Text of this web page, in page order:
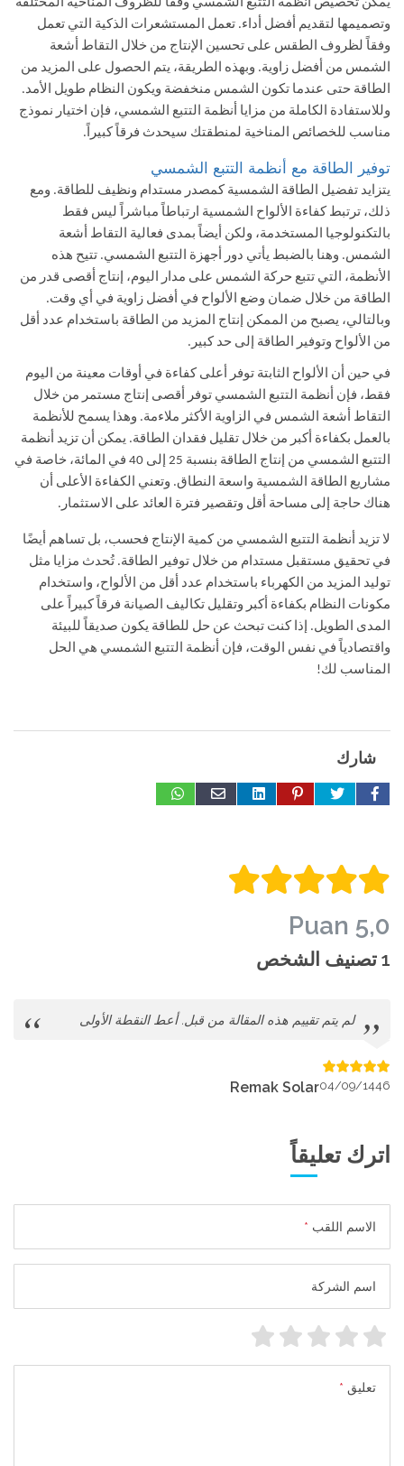
يمكن تخصيص أنظمة التتبع الشمسي وفقًا للظروف المناخية المختلفة
وتصميمها لتقديم أفضل أداء. تعمل المستشعرات الذكية التي تعمل
وفقاً لظروف الطقس على تحسين الإنتاج من خلال التقاط أشعة
الشمس من أفضل زاوية. وبهذه الطريقة، يتم الحصول على المزيد من
الطاقة حتى عندما تكون الشمس منخفضة ويكون النظام طويل الأمد.
وللاستفادة الكاملة من مزايا أنظمة التتبع الشمسي، فإن اختيار نموذج
مناسب للخصائص المناخية لمنطقتك سيحدث فرقاً كبيراً.
توفير الطاقة مع أنظمة التتبع الشمسي
يتزايد تفضيل الطاقة الشمسية كمصدر مستدام ونظيف للطاقة. ومع
ذلك، ترتبط كفاءة الألواح الشمسية ارتباطاً مباشراً ليس فقط
بالتكنولوجيا المستخدمة، ولكن أيضاً بمدى فعالية التقاط أشعة
الشمس. وهنا بالضبط يأتي دور أجهزة التتبع الشمسي. تتيح هذه
الأنظمة، التي تتبع حركة الشمس على مدار اليوم، إنتاج أقصى قدر من
الطاقة من خلال ضمان وضع الألواح في أفضل زاوية في أي وقت.
وبالتالي، يصبح من الممكن إنتاج المزيد من الطاقة باستخدام عدد أقل
من الألواح وتوفير الطاقة إلى حد كبير.
في حين أن الألواح الثابتة توفر أعلى كفاءة في أوقات معينة من اليوم
فقط، فإن أنظمة التتبع الشمسي توفر أقصى إنتاج مستمر من خلال
التقاط أشعة الشمس في الزاوية الأكثر ملاءمة. وهذا يسمح للأنظمة
بالعمل بكفاءة أكبر من خلال تقليل فقدان الطاقة. يمكن أن تزيد أنظمة
التتبع الشمسي من إنتاج الطاقة بنسبة 25 إلى 40 في المائة، خاصة في
مشاريع الطاقة الشمسية واسعة النطاق. وتعني الكفاءة الأعلى أن
هناك حاجة إلى مساحة أقل وتقصير فترة العائد على الاستثمار.
لا تزيد أنظمة التتبع الشمسي من كمية الإنتاج فحسب، بل تساهم أيضًا
في تحقيق مستقبل مستدام من خلال توفير الطاقة. تُحدث مزايا مثل
توليد المزيد من الكهرباء باستخدام عدد أقل من الألواح، واستخدام
مكونات النظام بكفاءة أكبر وتقليل تكاليف الصيانة فرقاً كبيراً على
المدى الطويل. إذا كنت تبحث عن حل للطاقة يكون صديقاً للبيئة
واقتصادياً في نفس الوقت، فإن أنظمة التتبع الشمسي هي الحل
المناسب لك!
شارك
5,0 Puan
1 تصنيف الشخص
لم يتم تقييم هذه المقالة من قبل. أعط النقطة الأولى
04/09/1446
Remak Solar
اترك تعليقاً
الاسم اللقب *
اسم الشركة
تعليق *